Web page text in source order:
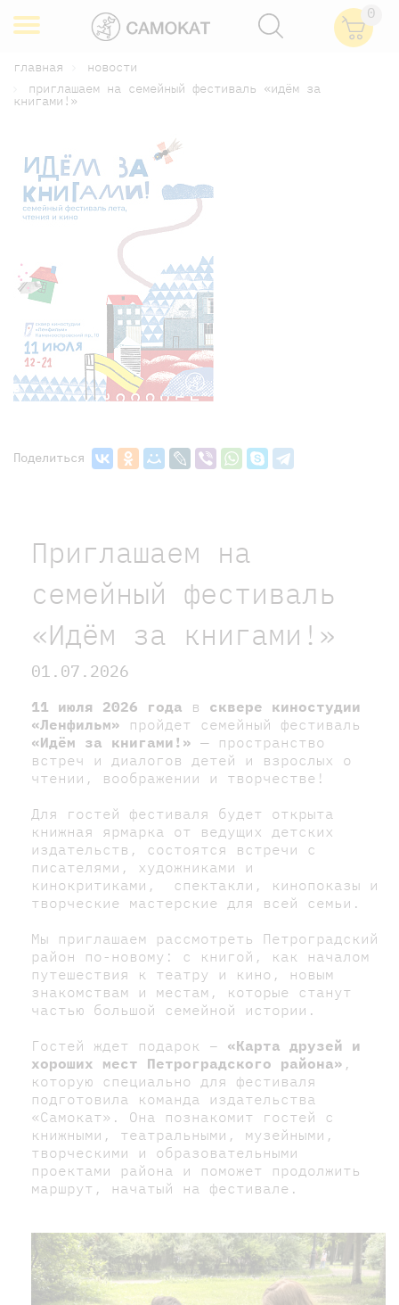
0
главная
новости
приглашаем на семейный фестиваль «идём за
книгами!»
Поделиться
Приглашаем на
семейный фестиваль
«Идём за книгами!»
01.07.2026
11 июля 2026 года в сквере киностудии
«Ленфильм» пройдет семейный фестиваль
«Идём за книгами!» — пространство
встреч и диалогов детей и взрослых о
чтении, воображении и творчестве!
Для гостей фестиваля будет открыта
книжная ярмарка от ведущих детских
издательств, состоятся встречи с
писателями, художниками и
кинокритиками, спектакли, кинопоказы и
творческие мастерские для всей семьи.
Мы приглашаем рассмотреть Петроградский
район по-новому: с книгой, как началом
путешествия к театру и кино, новым
знакомствам и местам, которые станут
частью большой семейной истории.
Гостей ждет подарок – «Карта друзей и
хороших мест Петроградского района» ,
которую специально для фестиваля
подготовила команда издательства
«Самокат». Она познакомит гостей с
книжными, театральными, музейными,
творческими и образовательными
проектами района и поможет продолжить
маршрут, начатый на фестивале.